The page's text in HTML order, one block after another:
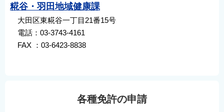
糀谷・羽田地域健康課
大田区東糀谷一丁目21番15号
電話：03-3743-4161
FAX ：03-6423-8838
各種免許の申請